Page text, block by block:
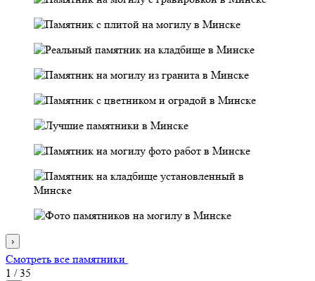
›
Смотреть все памятники
1 / 35